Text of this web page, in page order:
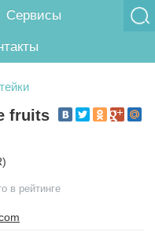
Сервисы
fruits
в рейтинге